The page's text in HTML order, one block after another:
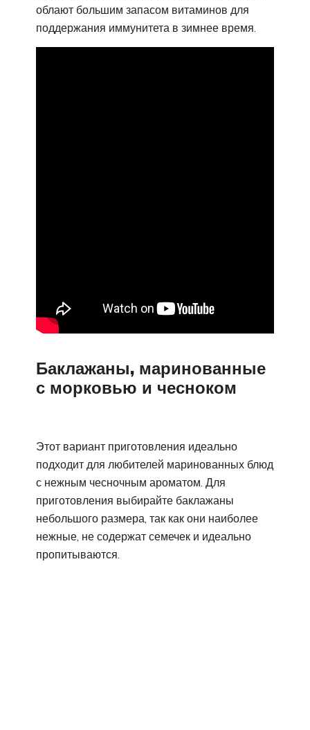
облают большим запасом витаминов для
поддержания иммунитета в зимнее время.
Баклажаны, маринованные
с морковью и чесноком
Этот вариант приготовления идеально
подходит для любителей маринованных блюд
с нежным чесночным ароматом. Для
приготовления выбирайте баклажаны
небольшого размера, так как они наиболее
нежные, не содержат семечек и идеально
пропитываются.